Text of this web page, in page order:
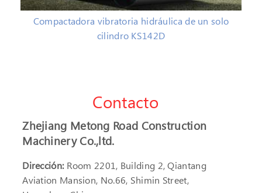
Compactadora vibratoria hidráulica de un solo
cilindro KS142D
Contacto
Zhejiang Metong Road Construction
Machinery Co.,ltd.
Dirección: Room 2201, Building 2, Qiantang
Aviation Mansion, No.66, Shimin Street,